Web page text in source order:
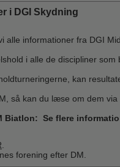
i DGI Skydning
alle informationer fra DGI
i alle de discipliner
kan
så kan du læse om dem
Biatlon: Se flere
forening efter DM.